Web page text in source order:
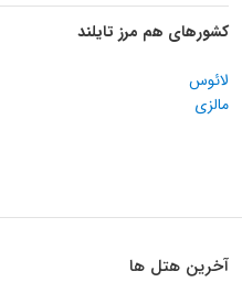
کشورهای هم مرز تایلند
لائوس
مالزی
آخرین هتل ها